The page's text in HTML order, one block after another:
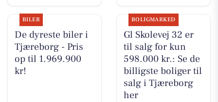
BILER
De dyreste biler i
Tjæreborg - Pris
op til 1.969.900
kr!
BOLIGMARKED
Gl Skolevej 32 er
til salg for kun
598.000 kr.: Se de
billigste boliger til
salg i Tjæreborg
her